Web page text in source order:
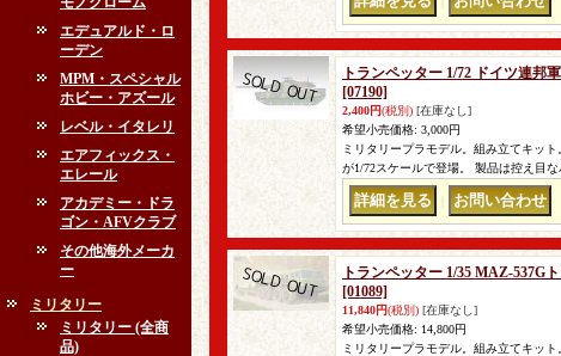
エデュアルド・ロ
ーデン
MPM・スペシャル
ホビー・アズール
レベル・イタレリ
エアフィックス・
エレール
アカデミー・ドラ
ゴン・AFVクラブ
その他海外メーカ
ー
ミリタリー
ミリタリー (全商
品)
トランペッター 1/72 ドイツ連邦
[07190]
2,400円(税別) [在庫なし]
希望小売価格: 3,000円
ミリタリープラモデル。組み立てキッ
が1/72スケールで登場。 製品は控え目
トランペッター 1/35 MAZ-537G
[01089]
11,840円(税別) [在庫なし]
希望小売価格: 14,800円
ミリタリープラモデル。組み立てキッ